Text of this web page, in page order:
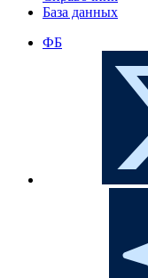
База данных
ФБ